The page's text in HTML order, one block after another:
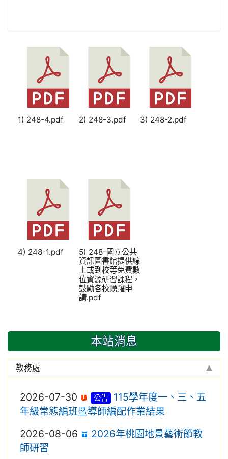
1) 248-4.pdf 2) 248-3.pdf 3) 248-2.pdf
4) 248-1.pdf
5) 248-國立公共
資訊圖書館提供線
上或到校等免費數
位資源研習課程，
鼓勵各校踴躍申
請.pdf
本站消息
教務處
2026-07-30 公告
115學年度一、三、五
年級常態編班暨導師編配作業結果
2026-08-06
2026年桃園地景藝術節教
師研習